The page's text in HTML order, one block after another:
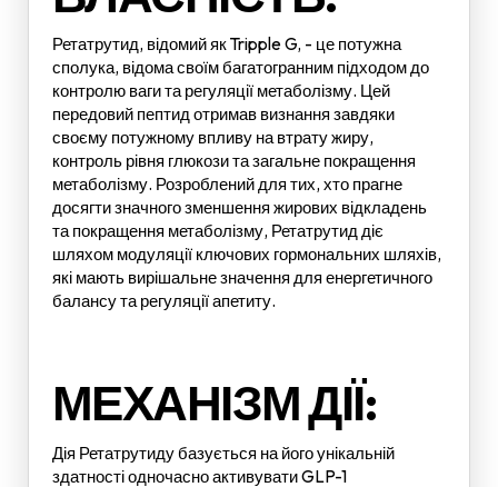
Ретатрутид, відомий як Tripple G, - це потужна
сполука, відома своїм багатогранним підходом до
контролю ваги та регуляції метаболізму. Цей
передовий пептид отримав визнання завдяки
своєму потужному впливу на втрату жиру,
контроль рівня глюкози та загальне покращення
метаболізму. Розроблений для тих, хто прагне
досягти значного зменшення жирових відкладень
та покращення метаболізму, Ретатрутид діє
шляхом модуляції ключових гормональних шляхів,
які мають вирішальне значення для енергетичного
балансу та регуляції апетиту.
МЕХАНІЗМ ДІЇ:
Дія Ретатрутиду базується на його унікальній
здатності одночасно активувати GLP-1